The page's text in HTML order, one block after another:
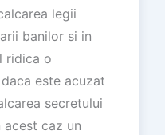
legii
banilor si in
ridica o
este acuzat
secretului
caz un